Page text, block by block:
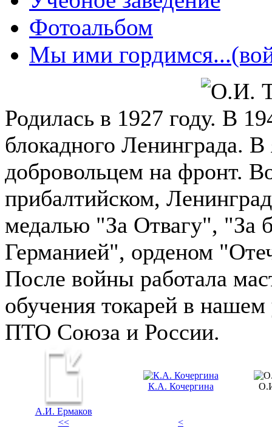
Фотоальбом
Мы ими
Родилась в 1927 году. В
блокадного Ленинграда.
добровольцем на фронт.
прибалтийском,
медалью "За Отвагу", "За
Германией", орденом
После войны работала
обучения токарей в
ПТО Союза и России.
А.И. Ермаков
К.А. Кочергина
<< <